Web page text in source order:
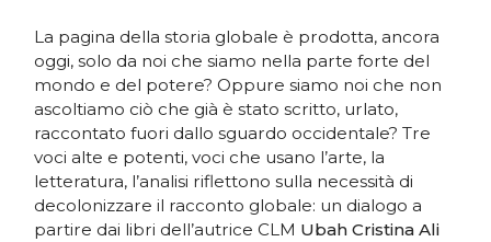
La pagina della storia globale è prodotta, ancora
oggi, solo da noi che siamo nella parte forte del
mondo e del potere? Oppure siamo noi che non
ascoltiamo ciò che già è stato scritto, urlato,
raccontato fuori dallo sguardo occidentale? Tre
voci alte e potenti, voci che usano l’arte, la
letteratura, l’analisi riflettono sulla necessità di
decolonizzare il racconto globale: un dialogo a
partire dai libri dell’autrice CLM Ubah Cristina Ali